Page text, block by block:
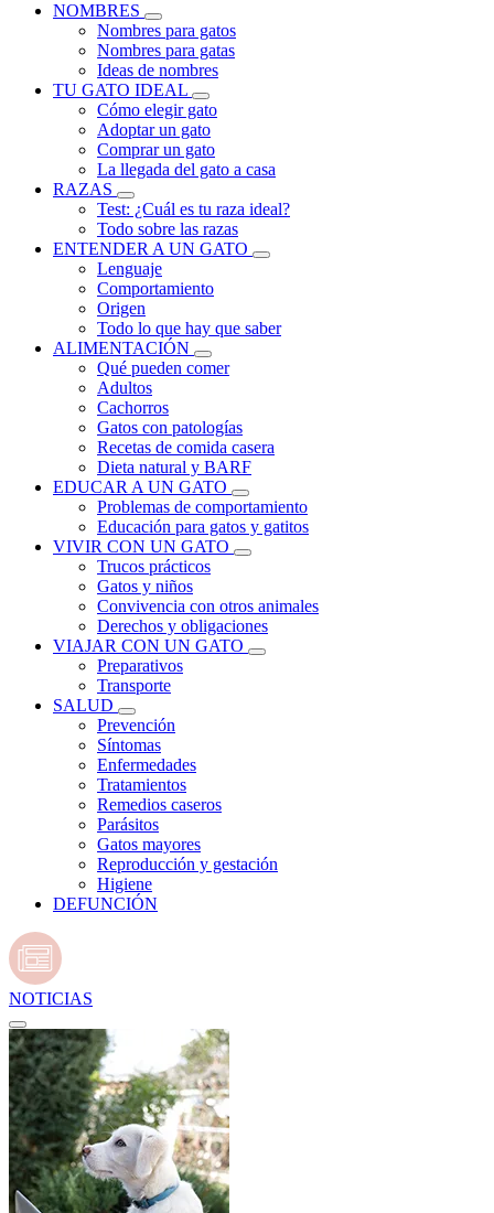
NOMBRES
Nombres para gatos
Nombres para gatas
Ideas de nombres
TU GATO IDEAL
Cómo elegir gato
Adoptar un gato
Comprar un gato
La llegada del gato a casa
RAZAS
Test: ¿Cuál es tu raza ideal?
Todo sobre las razas
ENTENDER A UN GATO
Lenguaje
Comportamiento
Origen
Todo lo que hay que saber
ALIMENTACIÓN
Qué pueden comer
Adultos
Cachorros
Gatos con patologías
Recetas de comida casera
Dieta natural y BARF
EDUCAR A UN GATO
Problemas de comportamiento
Educación para gatos y gatitos
VIVIR CON UN GATO
Trucos prácticos
Gatos y niños
Convivencia con otros animales
Derechos y obligaciones
VIAJAR CON UN GATO
Preparativos
Transporte
SALUD
Prevención
Síntomas
Enfermedades
Tratamientos
Remedios caseros
Parásitos
Gatos mayores
Reproducción y gestación
Higiene
DEFUNCIÓN
NOTICIAS